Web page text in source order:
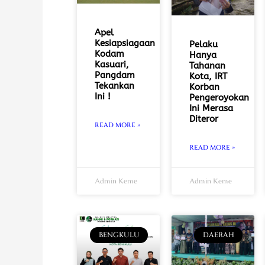
Apel
Kesiapsiagaan
Kodam
Kasuari,
Pangdam
Tekankan
Ini !
READ MORE »
Admin Keme
Pelaku
Hanya
Tahanan
Kota, IRT
Korban
Pengeroyokan
Ini Merasa
Diteror
READ MORE »
Admin Keme
BENGKULU DAERAH